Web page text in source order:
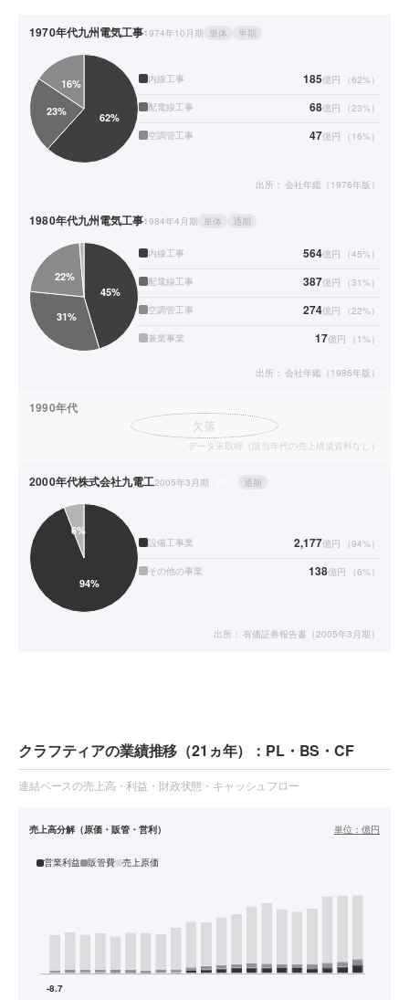
1970年代九州電気工事1974年10月期 単体 半期
内線工事 185億円 （62%）
配電線工事 68億円 （23%）
空調管工事 47億円 （ 16%）
出所： 会社年鑑（1976年版）
1980年代九州電気工事1984年4月期 単体 通期
内線工事 564億円 （45%）
配電線工事 387億円 （31%）
空調管工事 274億円 （22%）
兼業事業 17億円 （ 1%）
出所： 会社年鑑（1986年版）
1990年代
欠落
データ未取得（該当年代の売上構成資料なし）
2000年代株式会社九電工2005年3月期 通期
設備工事業 2,177億円 （94%）
その他の事業 138億円 （6%）
出所： 有価証券報告書（2005年3月期）
クラフティアの業績推移（21ヵ年）：PL・BS・CF
連結ベースの売上高・利益・財政状態・キャッシュフロー
売上高分解（原価・販管・営利） 単位： 億円
営業利益 販管費 売上原価